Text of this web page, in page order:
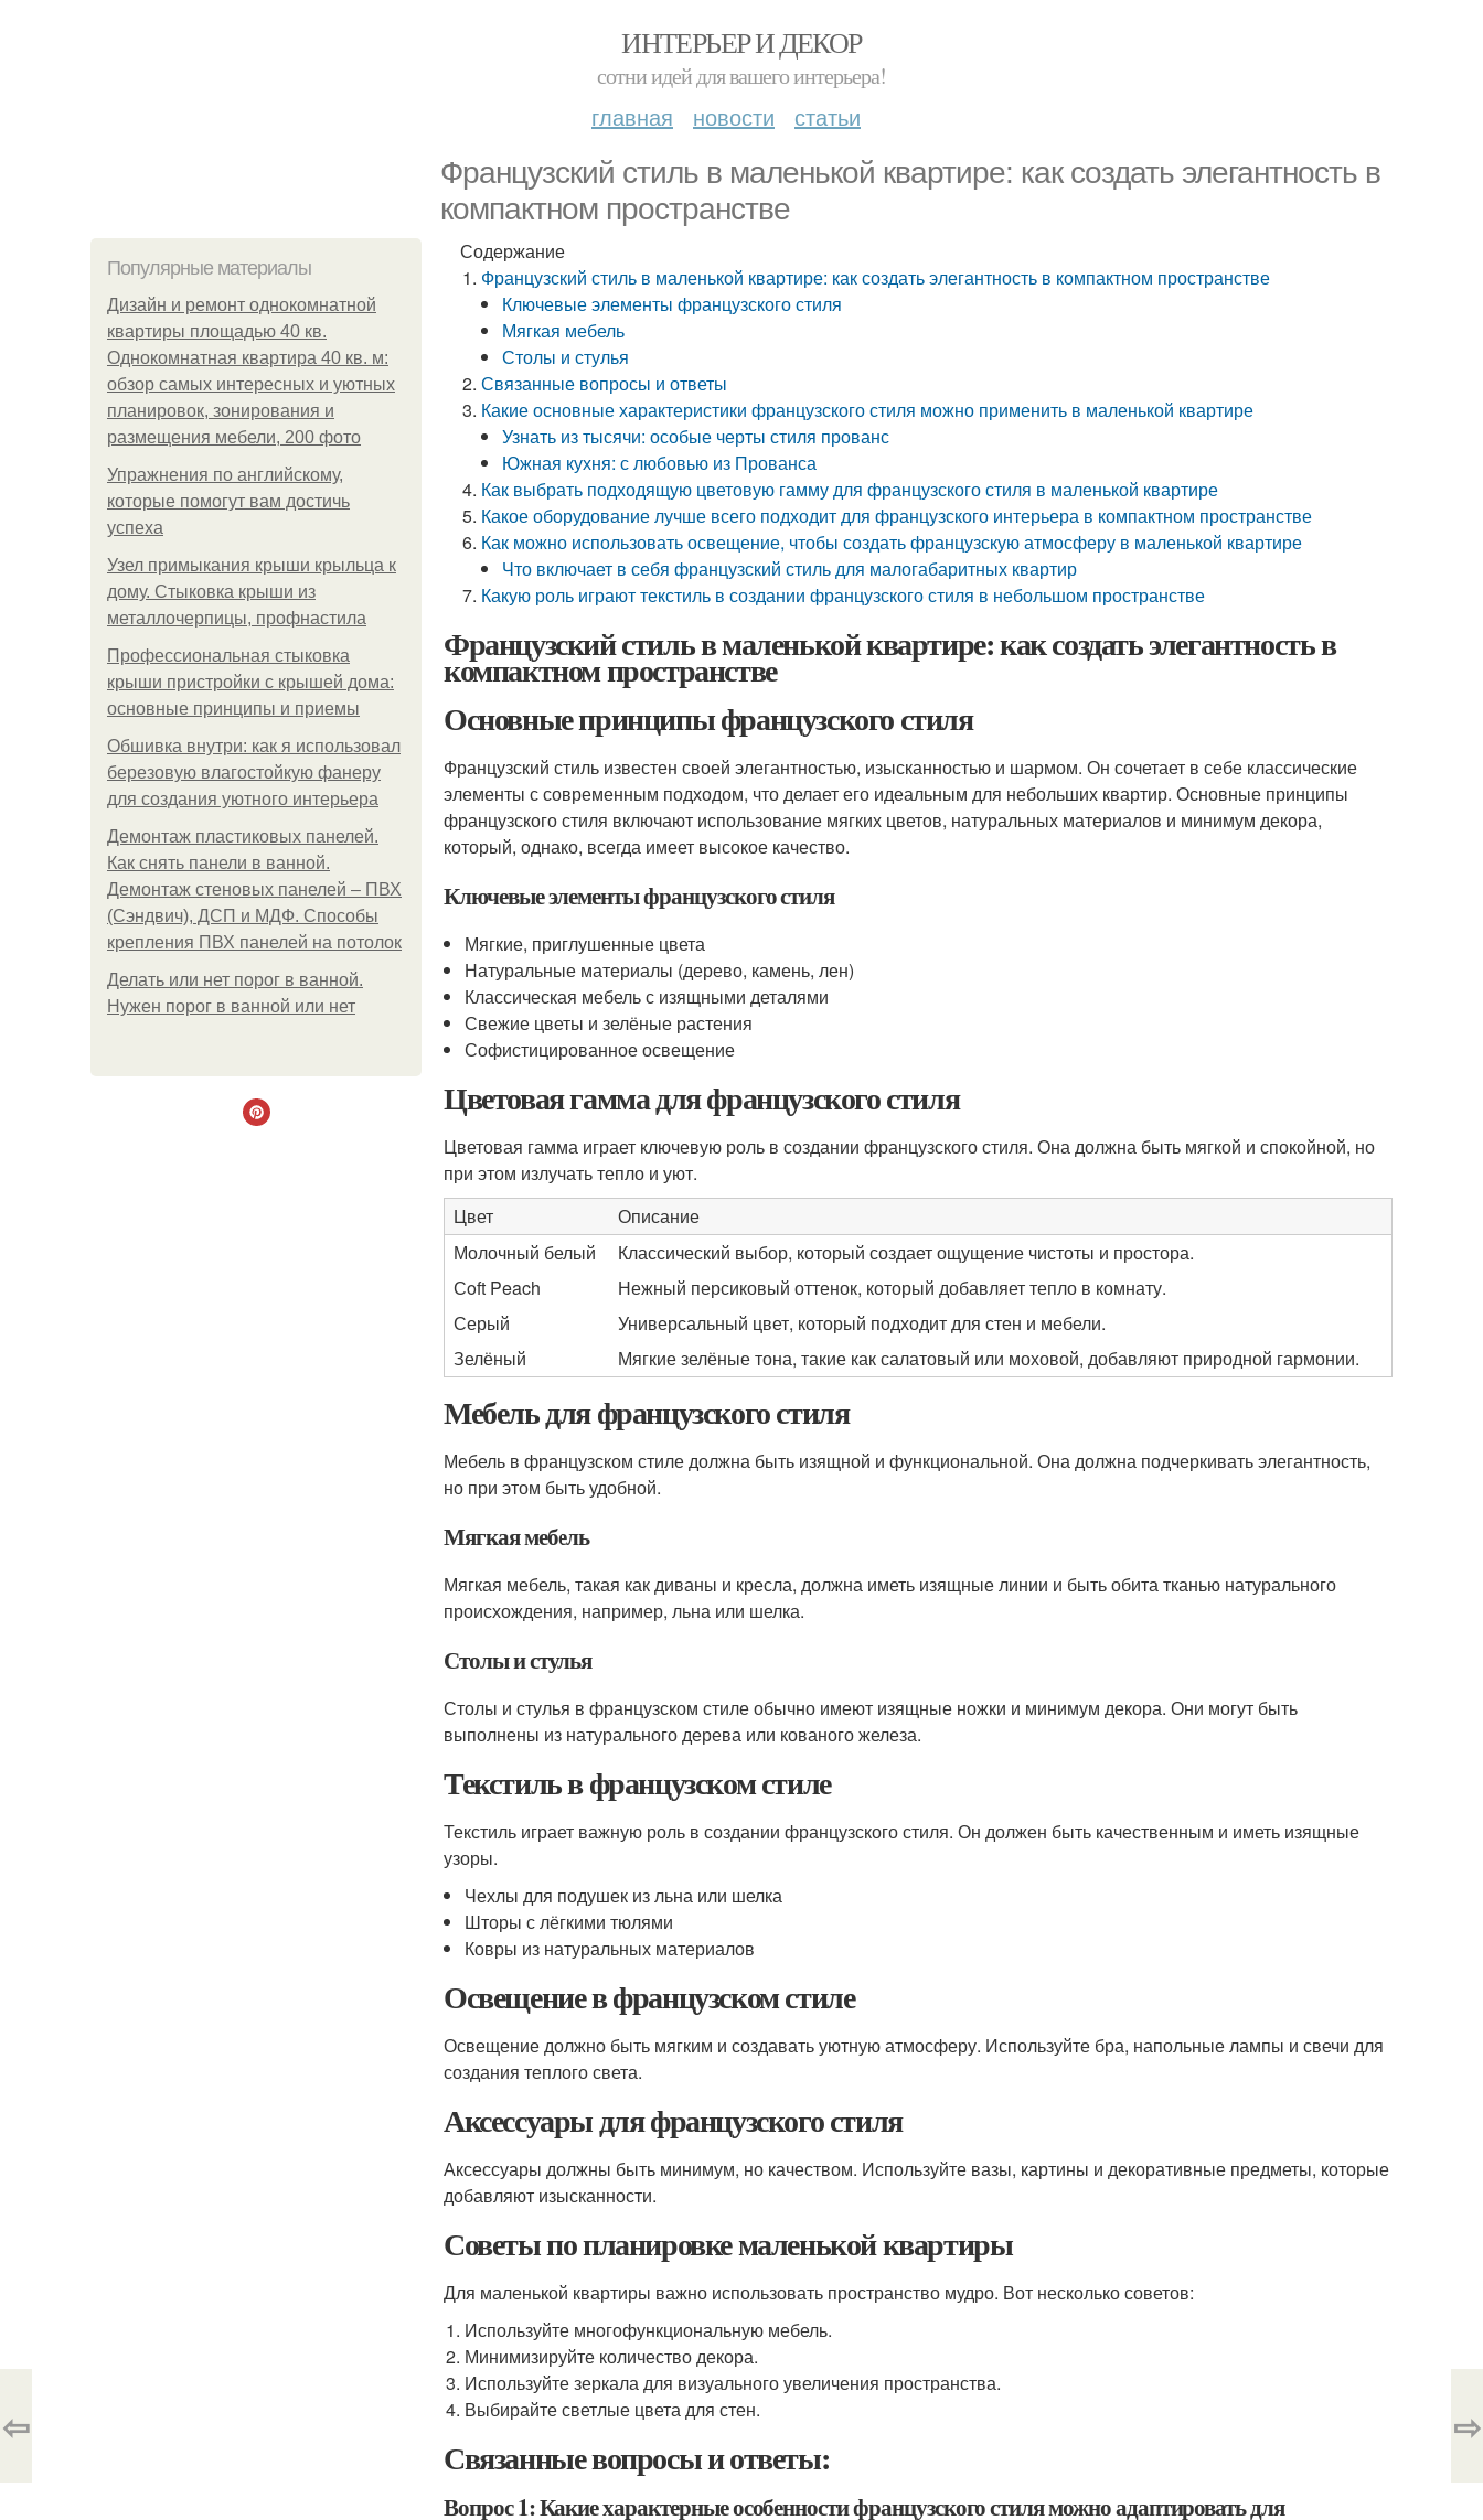
ИНТЕРЬЕР И ДЕКОР
сотни идей для вашего интерьера!
главная новости статьи
Французский стиль в маленькой квартире: как создать элегантность в
компактном пространстве
Популярные материалы
Дизайн и ремонт однокомнатной
квартиры площадью 40 кв.
Однокомнатная квартира 40 кв. м:
обзор самых интересных и уютных
планировок, зонирования и
размещения мебели, 200 фото
Упражнения по английскому,
которые помогут вам достичь
успеха
Узел примыкания крыши крыльца к
дому. Стыковка крыши из
металлочерпицы, профнастила
Профессиональная стыковка
крыши пристройки с крышей дома:
основные принципы и приемы
Обшивка внутри: как я использовал
березовую влагостойкую фанеру
для создания уютного интерьера
Демонтаж пластиковых панелей.
Как снять панели в ванной.
Демонтаж стеновых панелей – ПВХ
(Сэндвич), ДСП и МДФ. Способы
крепления ПВХ панелей на потолок
Делать или нет порог в ванной.
Нужен порог в ванной или нет
Содержание
Французский стиль в маленькой квартире: как создать элегантность в компактном пространстве
Ключевые элементы французского стиля
Мягкая мебель
Столы и стулья
Связанные вопросы и ответы
Какие основные характеристики французского стиля можно применить в маленькой квартире
Узнать из тысячи: особые черты стиля прованс
Южная кухня: с любовью из Прованса
Как выбрать подходящую цветовую гамму для французского стиля в маленькой квартире
Какое оборудование лучше всего подходит для французского интерьера в компактном пространстве
Как можно использовать освещение, чтобы создать французскую атмосферу в маленькой квартире
Что включает в себя французский стиль для малогабаритных квартир
Какую роль играют текстиль в создании французского стиля в небольшом пространстве
Французский стиль в маленькой квартире: как создать элегантность в
компактном пространстве
Основные принципы французского стиля
Французский стиль известен своей элегантностью, изысканностью и шармом. Он сочетает в себе классические
элементы с современным подходом, что делает его идеальным для небольших квартир. Основные принципы
французского стиля включают использование мягких цветов, натуральных материалов и минимум декора,
который, однако, всегда имеет высокое качество.
Ключевые элементы французского стиля
Мягкие, приглушенные цвета
Натуральные материалы (дерево, камень, лен)
Классическая мебель с изящными деталями
Свежие цветы и зелёные растения
Софистицированное освещение
Цветовая гамма для французского стиля
Цветовая гамма играет ключевую роль в создании французского стиля. Она должна быть мягкой и спокойной, но
при этом излучать тепло и уют.
Цвет
Описание
Молочный белый
Классический выбор, который создает ощущение чистоты и простора.
Сoft Peach
Нежный персиковый оттенок, который добавляет тепло в комнату.
Серый
Универсальный цвет, который подходит для стен и мебели.
Зелёный
Мягкие зелёные тона, такие как салатовый или моховой, добавляют природной гармонии.
Мебель для французского стиля
Мебель в французском стиле должна быть изящной и функциональной. Она должна подчеркивать элегантность,
но при этом быть удобной.
Мягкая мебель
Мягкая мебель, такая как диваны и кресла, должна иметь изящные линии и быть обита тканью натурального
происхождения, например, льна или шелка.
Столы и стулья
Столы и стулья в французском стиле обычно имеют изящные ножки и минимум декора. Они могут быть
выполнены из натурального дерева или кованого железа.
Текстиль в французском стиле
Текстиль играет важную роль в создании французского стиля. Он должен быть качественным и иметь изящные
узоры.
Чехлы для подушек из льна или шелка
Шторы с лёгкими тюлями
Ковры из натуральных материалов
Освещение в французском стиле
Освещение должно быть мягким и создавать уютную атмосферу. Используйте бра, напольные лампы и свечи для
создания теплого света.
Аксессуары для французского стиля
Аксессуары должны быть минимум, но качеством. Используйте вазы, картины и декоративные предметы, которые
добавляют изысканности.
Советы по планировке маленькой квартиры
Для маленькой квартиры важно использовать пространство мудро. Вот несколько советов:
Используйте многофункциональную мебель.
Минимизируйте количество декора.
Используйте зеркала для визуального увеличения пространства.
Выбирайте светлые цвета для стен.
Связанные вопросы и ответы:
Вопрос 1: Какие характерные особенности французского стиля можно адаптировать для
⇦ ⇨